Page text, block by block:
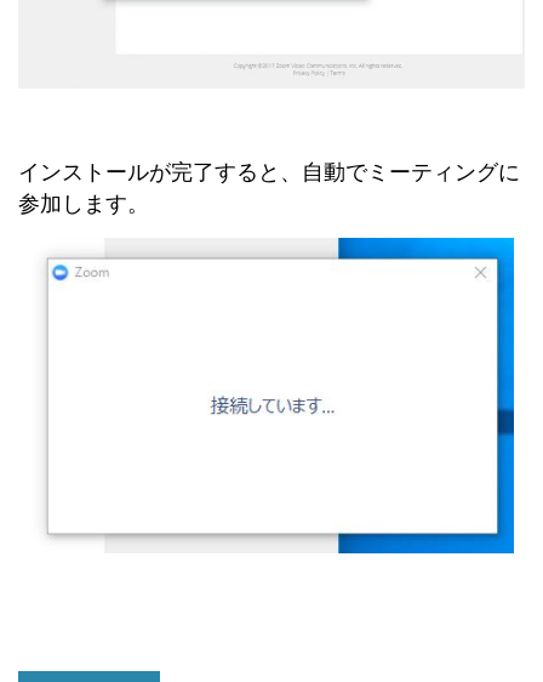
インストールが完了すると、自動でミーティングに
参加します。